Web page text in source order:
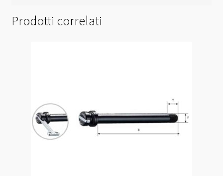
Prodotti correlati